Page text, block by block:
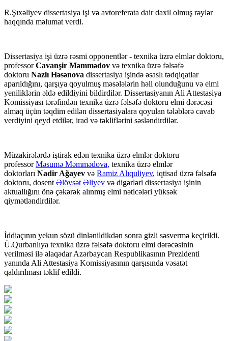
R.Şıxəliyev dissertasiya işi və avtoreferata dair daxil olmuş rəylər
haqqında məlumat verdi.
Dissertasiya işi üzrə rəsmi opponentlər­­ - texnika üzrə elmlər doktoru,
professorCavanşir Məmmədov və texnika üzrə fəlsəfə
doktoru Nazlı Həsənova dissertasiya işində əsaslı tədqiqatlar
aparıldığını, qarşıya qoyulmuş məsələlərin həll olunduğunu və elmi
yeniliklərin əldə edildiyini bildirdilər. Dissertasiyanın Ali Attestasiya
Komissiyası tərəfindən texnika üzrə fəlsəfə doktoru elmi dərəcəsi
almaq üçün təqdim edilən dissertasiyalara qoyulan tələblərə cavab
verdiyini qeyd etdilər, irad və təkliflərini səsləndirdilər.
Müzakirələrdə iştirak edən texnika üzrə elmlər doktoru
professorMəsumə Məmmədova, texnika üzrə elmlər
doktorları Nadir Ağayev və Ramiz Alıquliyev, iqtisad üzrə fəlsəfə
doktoru, dosent Əlövsət Əliyev və digərləri dissertasiya işinin
aktuallığını önə çəkərək alınmış elmi nəticələri yüksək
qiymətləndirdilər.
İddiaçının yekun sözü dinlənildikdən sonra gizli səsvermə keçirildi.
Ü.Qurbanlıya texnika üzrə fəlsəfə doktoru elmi dərəcəsinin
verilməsi ilə əlaqədar Azərbaycan Respublikasının Prezidenti
yanında Ali Attestasiya Komissiyasının qarşısında vəsatət
qaldırılması təklif edildi.